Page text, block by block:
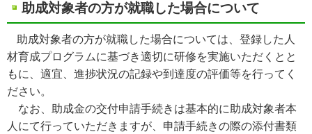
助成対象者の方が就職した場合について
助成対象者の方が就職した場合については、登録した人
材育成プログラムに基づき適切に研修を実施いただくとと
もに、適宜、進捗状況の記録や到達度の評価等を行ってく
ださい。
なお、助成金の交付申請手続きは基本的に助成対象者本
人にて行っていただきますが、申請手続きの際の添付書類